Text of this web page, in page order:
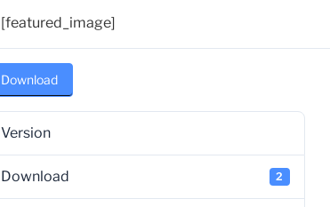
[featured_image]
Download
Version
Download 2